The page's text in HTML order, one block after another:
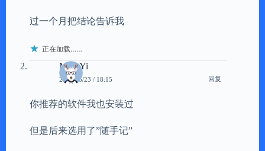
过一个月把结论告诉我
正在加载……
MingYi
2011/06/23 / 18:15 回复
你推荐的软件我也安装过
但是后来选用了”随手记”